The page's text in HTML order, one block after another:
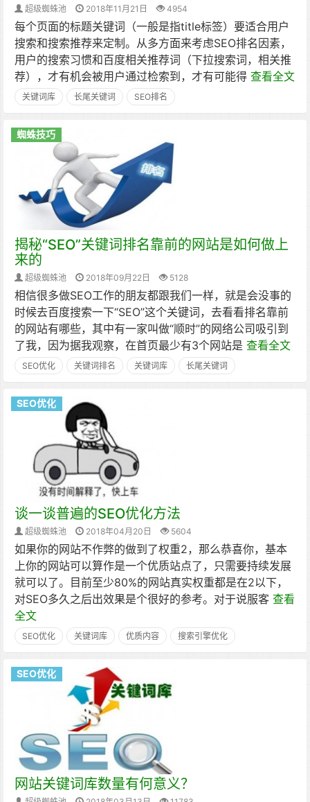
超级蜘蛛池 2018年11月21日 4954
每个页面的标题关键词（一般是指title标签）要适合用户
搜索和搜索推荐来定制。从多方面来考虑SEO排名因素，
用户的搜索习惯和百度相关推荐词（下拉搜索词，相关推
荐），才有机会被用户通过检索到，才有可能得 查看全文
关键词库 长尾关键词 SEO排名
蜘蛛技巧
揭秘“SEO”关键词排名靠前的网站是如何做上
来的
超级蜘蛛池 2018年09月22日 5128
相信很多做SEO工作的朋友都跟我们一样，就是会没事的
时候去百度搜索一下“SEO”这个关键词，去看看排名靠前
的网站有哪些，其中有一家叫做“顺时”的网络公司吸引到
了我，因为据我观察，在首页最少有3个网站是 查看全文
SEO优化 关键词排名 关键词库 长尾关键词
SEO优化
谈一谈普遍的SEO优化方法
超级蜘蛛池 2018年04月20日 5604
如果你的网站不作弊的做到了权重2，那么恭喜你，基本
上你的网站可以算作是一个优质站点了，只需要持续发展
就可以了。目前至少80%的网站真实权重都是在2以下，
对SEO多久之后出效果是个很好的参考。对于说服客 查看
全文
SEO优化 关键词库 优质内容 搜索引擎优化
SEO优化
网站关键词库数量有何意义？